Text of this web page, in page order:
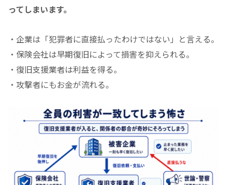
ってしまいます。
・企業は「犯罪者に直接払ったわけではない」と言える。
・保険会社は早期復旧によって損害を抑えられる。
・復旧支援業者は利益を得る。
・攻撃者にもお金が流れる。